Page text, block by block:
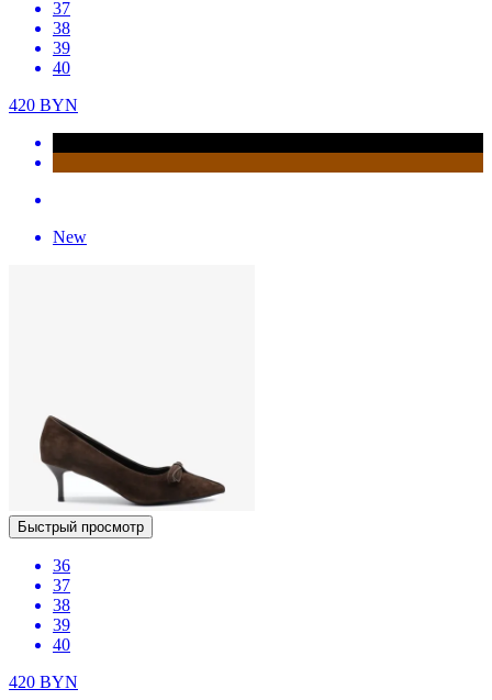
37
38
39
40
420 BYN
New
Быстрый просмотр
36
37
38
39
40
420 BYN